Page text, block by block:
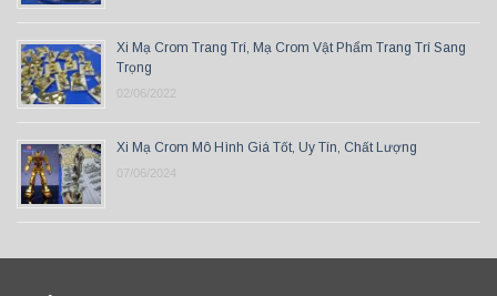
Xi Mạ Crom Trang Trí, Mạ Crom Vật Phẩm Trang Trí Sang
Trọng
02/06/2022
Xi Mạ Crom Mô Hình Giá Tốt, Uy Tín, Chất Lượng
07/06/2024